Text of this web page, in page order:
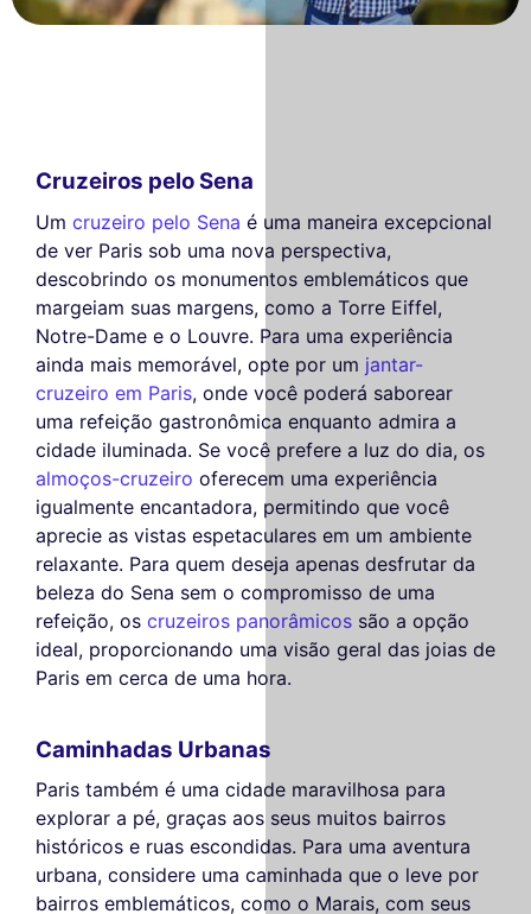
Cruzeiros pelo Sena
Um cruzeiro pelo Sena é uma maneira excepcional
de ver Paris sob uma nova perspectiva,
descobrindo os monumentos emblemáticos que
margeiam suas margens, como a Torre Eiffel,
Notre-Dame e o Louvre. Para uma experiência
ainda mais memorável, opte por um jantar-
cruzeiro em Paris, onde você poderá saborear
uma refeição gastronômica enquanto admira a
cidade iluminada. Se você prefere a luz do dia, os
almoços-cruzeiro oferecem uma experiência
igualmente encantadora, permitindo que você
aprecie as vistas espetaculares em um ambiente
relaxante. Para quem deseja apenas desfrutar da
beleza do Sena sem o compromisso de uma
refeição, os cruzeiros panorâmicos são a opção
ideal, proporcionando uma visão geral das joias de
Paris em cerca de uma hora.
Caminhadas Urbanas
Paris também é uma cidade maravilhosa para
explorar a pé, graças aos seus muitos bairros
históricos e ruas escondidas. Para uma aventura
urbana, considere uma caminhada que o leve por
bairros emblemáticos, como o Marais, com seus